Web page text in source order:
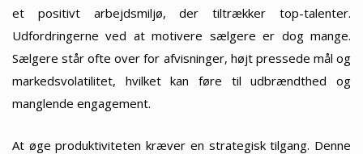
et positivt arbejdsmiljø, der tiltrækker top-talenter.
Udfordringerne ved at motivere sælgere er dog mange.
Sælgere står ofte over for afvisninger, højt pressede mål og
markedsvolatilitet, hvilket kan føre til udbrændthed og
manglende engagement.
At øge produktiviteten kræver en strategisk tilgang. Denne